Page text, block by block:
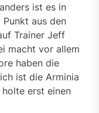
ist es in
aus den
Trainer Jeff
macht vor allem
haben die
ist die Arminia
erst einen